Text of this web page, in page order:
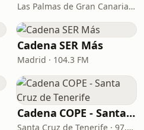
Las Palmas de Gran Canaria · 92.8 FM
Cadena SER Más
Madrid · 104.3 FM
Cadena COPE - Santa Cruz de Tenerife
Santa Cruz de Tenerife · 97.1 FM - 882 AM